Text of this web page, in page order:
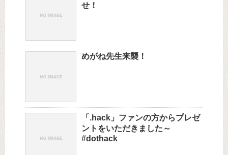
せ！
めがね先生来襲！
「.hack」ファンの方からプレゼ
ントをいただきました～
#dothack